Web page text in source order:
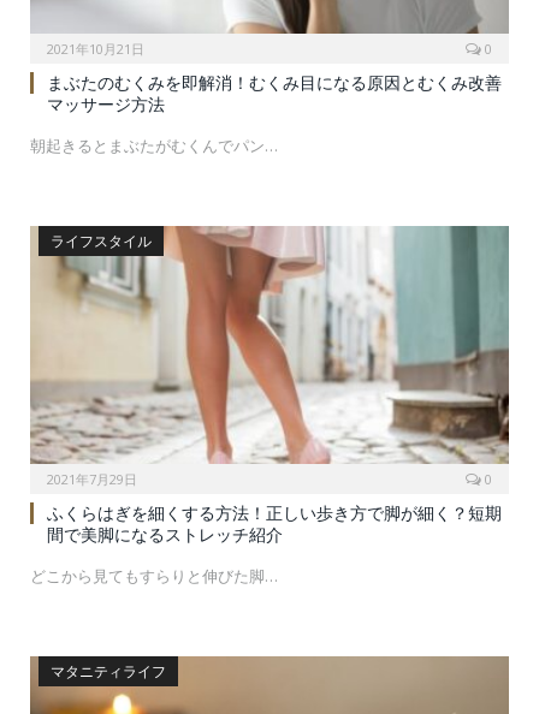
2021年10月21日 0
まぶたのむくみを即解消！むくみ目になる原因とむくみ改善
マッサージ方法
朝起きるとまぶたがむくんでパン…
ライフスタイル
2021年7月29日 0
ふくらはぎを細くする方法！正しい歩き方で脚が細く？短期
間で美脚になるストレッチ紹介
どこから見てもすらりと伸びた脚…
マタニティライフ